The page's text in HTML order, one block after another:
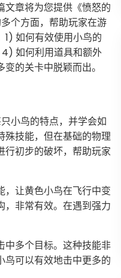
文章将为您提供《愤怒的
个方面，帮助玩家在游
如何有效使用小鸟的
如何利用道具和额外
的关卡中脱颖而出。
小鸟的特点，并学会如
殊技能，但在基础的物理
行初步的破坏，帮助玩家
，让黄色小鸟在飞行中变
，非常有效。在遇到强力
中多个目标。这种技能非
鸟可以有效地击中更多的